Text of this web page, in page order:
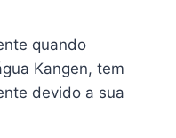
quando
Kangen, tem
devido a sua